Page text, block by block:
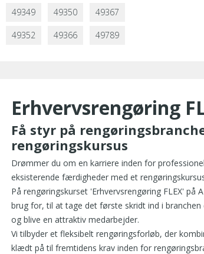
49349 49350 49367
49352 49366 49789
Erhvervsrengøring
Få styr på
rengøringskursus
Drømmer du om en karriere inden for
eksisterende færdigheder med et
På rengøringskurset 'Erhvervsrengøring FLEX' på
brug for, til at tage det første skridt ind i
og blive en attraktiv medarbejder.
Vi tilbyder et fleksibelt rengøringsforløb, der
klædt på til fremtidens krav inden for